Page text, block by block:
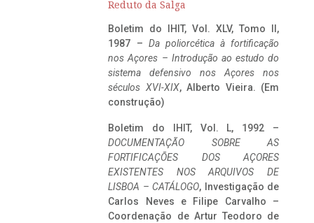
Reduto da Salga
Boletim do IHIT, Vol. XLV, Tomo II,
1987 – Da poliorcética à fortificação
nos Açores – Introdução ao estudo do
sistema defensivo nos Açores nos
séculos XVI-XIX, Alberto Vieira. (Em
construção)
Boletim do IHIT, Vol. L, 1992 –
DOCUMENTAÇÃO SOBRE AS
FORTIFICAÇÕES DOS AÇORES
EXISTENTES NOS ARQUIVOS DE
LISBOA – CATÁLOGO, Investigação de
Carlos Neves e Filipe Carvalho –
Coordenação de Artur Teodoro de